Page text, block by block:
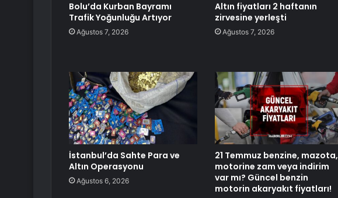
Bolu’da Kurban Bayramı
Trafik Yoğunluğu Artıyor
Ağustos 7, 2026
Altın fiyatları 2 haftanın
zirvesine yerleşti
Ağustos 7, 2026
İstanbul’da Sahte Para ve
Altın Operasyonu
Ağustos 6, 2026
21 Temmuz benzine, mazota,
motorine zam veya indirim
var mı? Güncel benzin
motorin akaryakıt fiyatları!